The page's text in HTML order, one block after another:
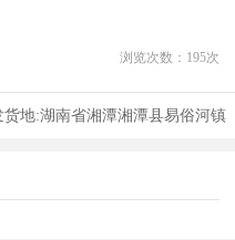
浏览次数： 195次
货地:湖南省湘潭湘潭县易俗河镇